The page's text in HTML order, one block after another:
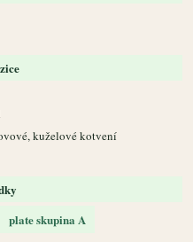
kuželové kotvení
plate skupina A